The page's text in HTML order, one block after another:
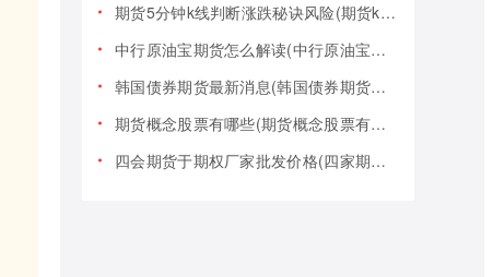
期货5分钟k线判断涨跌秘诀风险(期货k线技巧)
中行原油宝期货怎么解读(中行原油宝期货事件)
韩国债券期货最新消息(韩国债券期货最新消息新闻)
期货概念股票有哪些(期货概念股票有哪些类型)
四会期货于期权厂家批发价格(四家期货交易)